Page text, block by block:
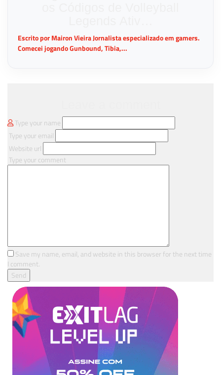
Escrito por Mairon Vieira Jornalista especializado em gamers.
Comecei jogando Gunbound, Tibia,...
Type your name
Type your email
Website url
Type your comment
Save my name, email, and website in this browser for the next time
I comment.